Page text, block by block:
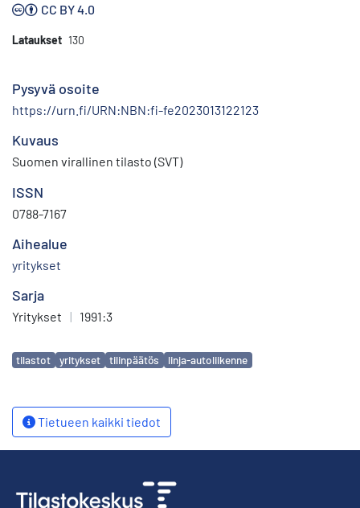
CC BY 4.0
Lataukset 130
Pysyvä osoite
https://urn.fi/URN:NBN:fi-fe2023013122123
Kuvaus
Suomen virallinen tilasto (SVT)
ISSN
0788-7167
Aihealue
yritykset
Sarja
Yritykset | 1991:3
Avainsanat
tilastot yritykset tilinpäätös linja-autoliikenne
Tietueen kaikki tiedot